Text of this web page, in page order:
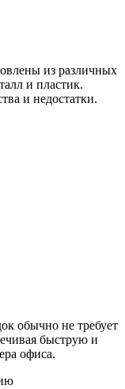
из различных
и пластик.
и недостатки.
обычно не требует
быструю и
офиса.